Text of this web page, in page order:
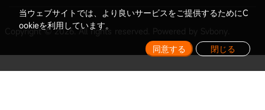
Copyright © 2026. All rights reserved. Powered by Svbony.
当ウェブサイトでは、より良いサービスをご提供するためにC
ookieを利用しています。
同意する 閉じる